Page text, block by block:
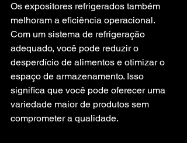
Os expositores refrigerados também
melhoram a eficiência operacional.
Com um sistema de refrigeração
adequado, você pode reduzir o
desperdício de alimentos e otimizar o
espaço de armazenamento. Isso
significa que você pode oferecer uma
variedade maior de produtos sem
comprometer a qualidade.